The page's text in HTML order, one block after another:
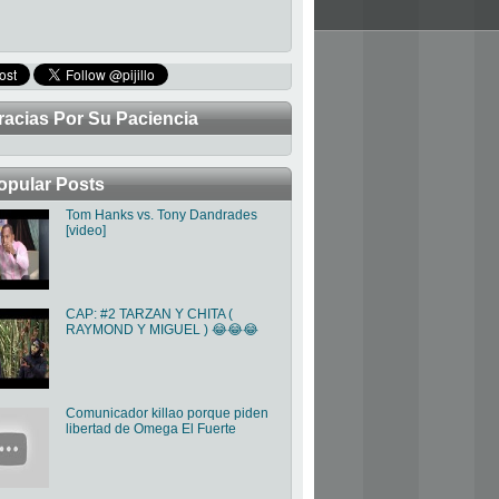
Por Su Paciencia
Posts
Tom Hanks vs. Tony Dandrades
[video]
CAP: #2 TARZAN Y CHITA (
RAYMOND Y MIGUEL ) 😂😂😂
Comunicador killao porque piden
libertad de Omega El Fuerte